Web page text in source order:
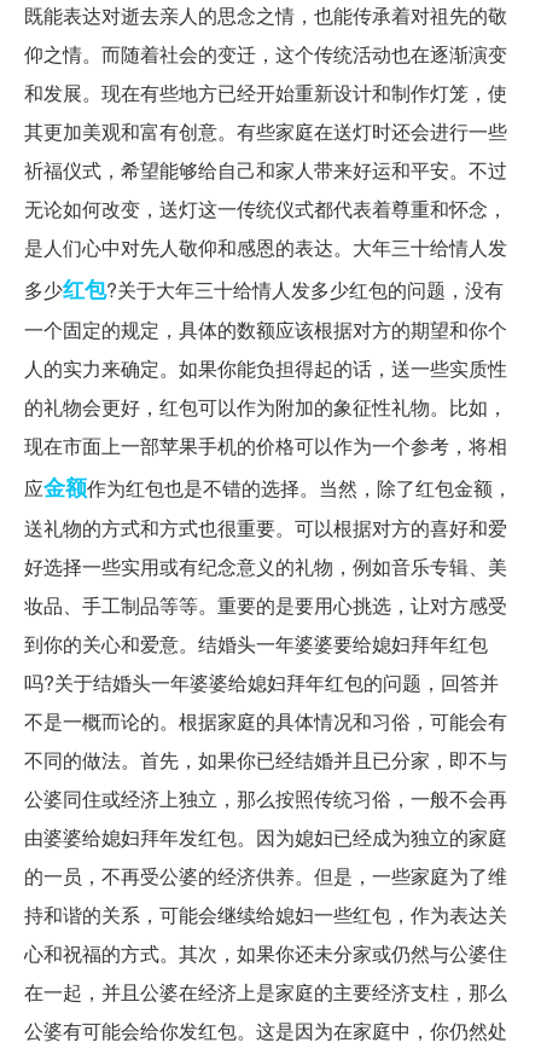
既能表达对逝去亲人的思念之情，也能传承着对祖先的敬
仰之情。而随着社会的变迁，这个传统活动也在逐渐演变
和发展。现在有些地方已经开始重新设计和制作灯笼，使
其更加美观和富有创意。有些家庭在送灯时还会进行一些
祈福仪式，希望能够给自己和家人带来好运和平安。不过
无论如何改变，送灯这一传统仪式都代表着尊重和怀念，
是人们心中对先人敬仰和感恩的表达。大年三十给情人发
多少红包?关于大年三十给情人发多少红包的问题，没有
一个固定的规定，具体的数额应该根据对方的期望和你个
人的实力来确定。如果你能负担得起的话，送一些实质性
的礼物会更好，红包可以作为附加的象征性礼物。比如，
现在市面上一部苹果手机的价格可以作为一个参考，将相
应金额作为红包也是不错的选择。当然，除了红包金额，
送礼物的方式和方式也很重要。可以根据对方的喜好和爱
好选择一些实用或有纪念意义的礼物，例如音乐专辑、美
妆品、手工制品等等。重要的是要用心挑选，让对方感受
到你的关心和爱意。结婚头一年婆婆要给媳妇拜年红包
吗?关于结婚头一年婆婆给媳妇拜年红包的问题，回答并
不是一概而论的。根据家庭的具体情况和习俗，可能会有
不同的做法。首先，如果你已经结婚并且已分家，即不与
公婆同住或经济上独立，那么按照传统习俗，一般不会再
由婆婆给媳妇拜年发红包。因为媳妇已经成为独立的家庭
的一员，不再受公婆的经济供养。但是，一些家庭为了维
持和谐的关系，可能会继续给媳妇一些红包，作为表达关
心和祝福的方式。其次，如果你还未分家或仍然与公婆住
在一起，并且公婆在经济上是家庭的主要经济支柱，那么
公婆有可能会给你发红包。这是因为在家庭中，你仍然处